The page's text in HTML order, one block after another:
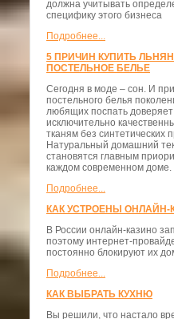
должна учитывать
специфику этого бизнеса
Подробнее...
5 ПРИЧИН КУПИТЬ
ПОСТЕЛЬНОЕ БЕЛЬЕ
Сегодня в моде – сон. И
постельного белья
любящих поспать доверяет
исключительно
тканям без синтетических
Натуральный домашний
становятся главным
каждом современном доме.
Подробнее...
КАК УСТРОЕНЫ ОНЛАЙН-
В России онлайн-казино
поэтому интернет-
постоянно блокируют их
Подробнее...
КАК ВЫБРАТЬ КУХНЮ
Вы решили, что настало